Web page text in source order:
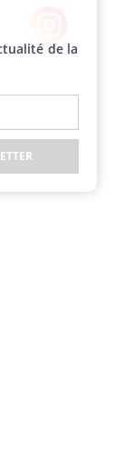
Instagram
de la